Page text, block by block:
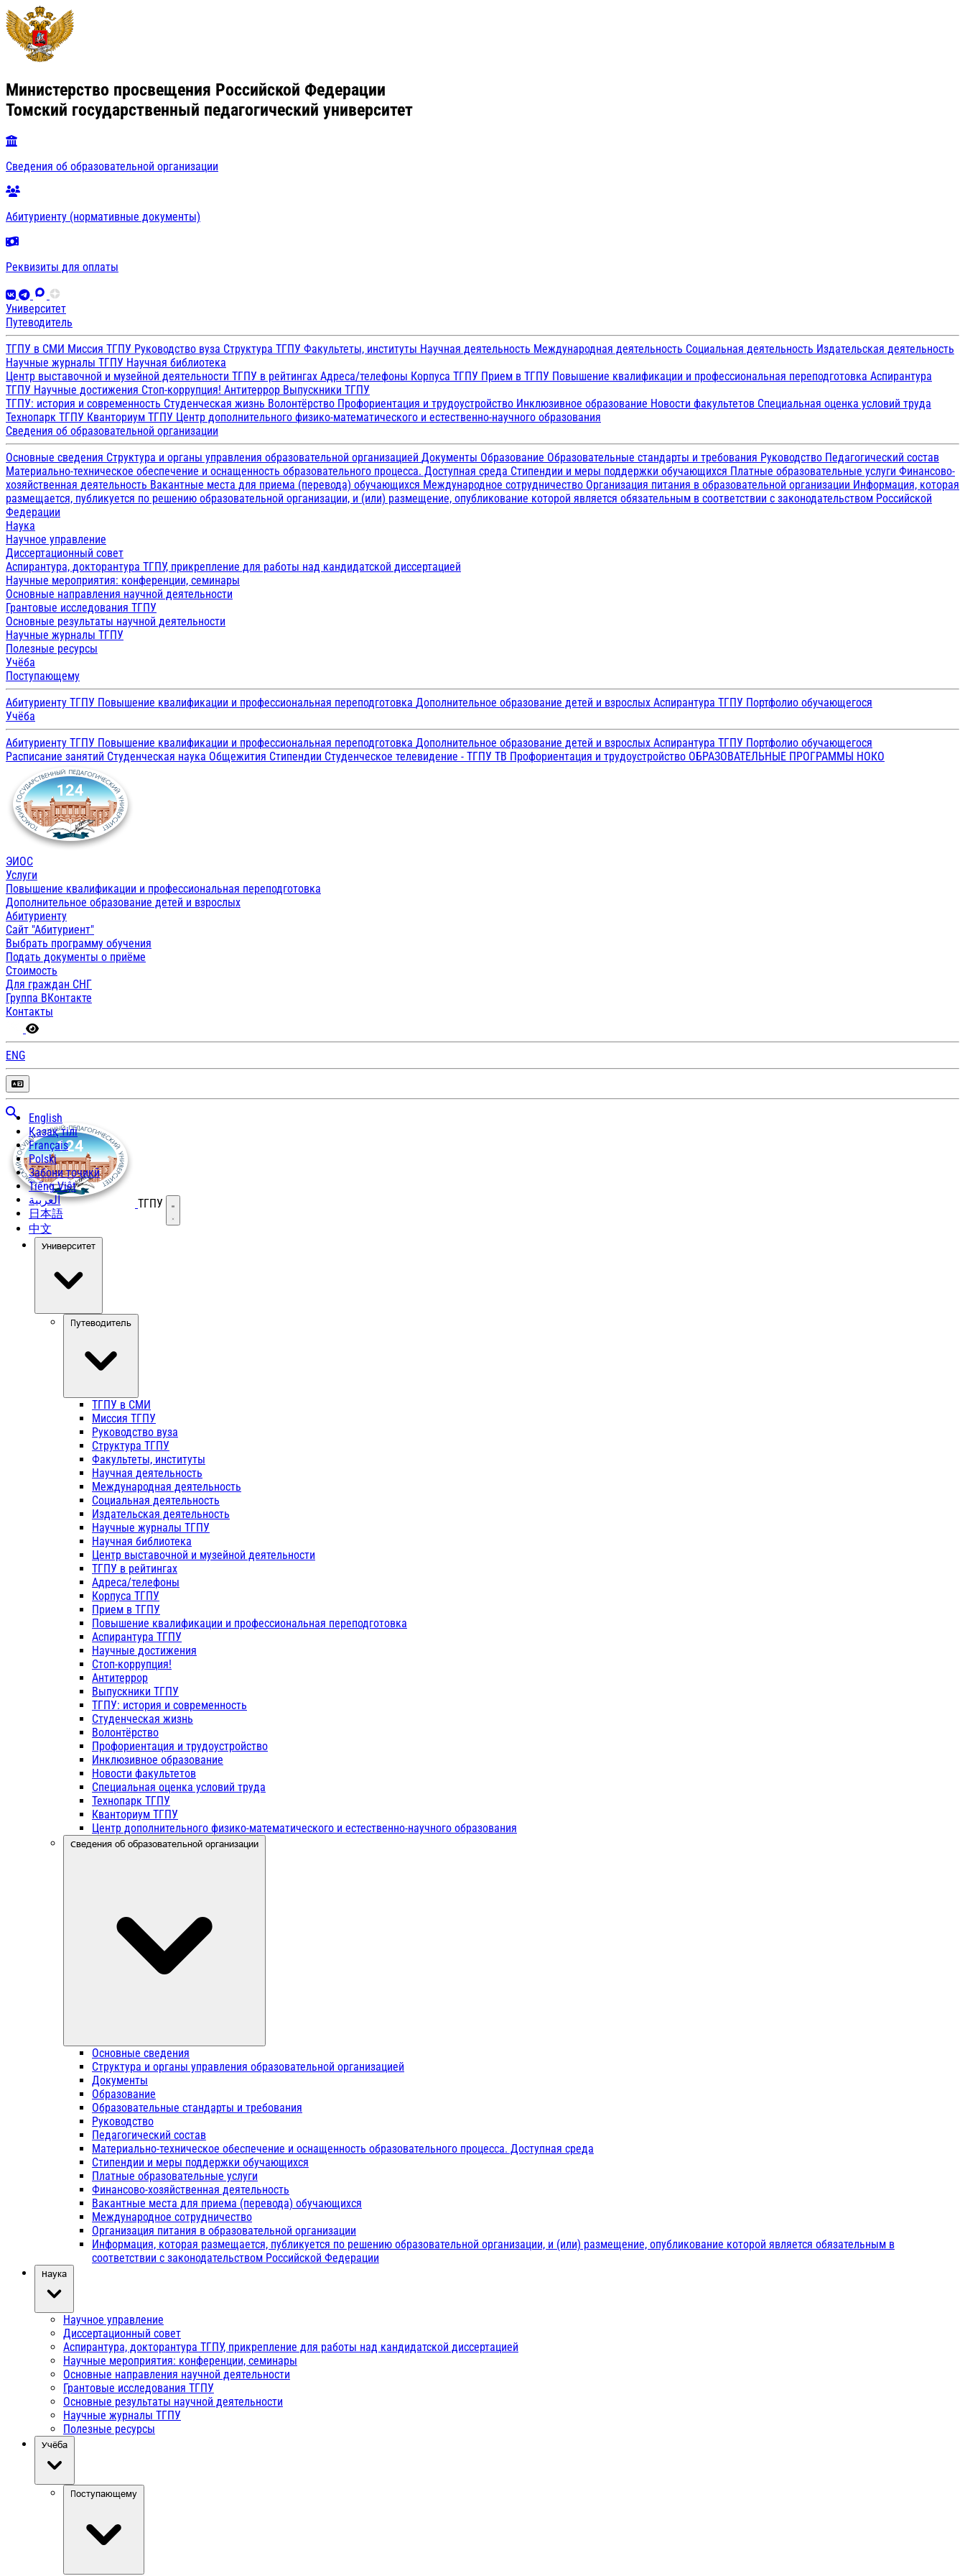
Министерство просвещения Российской Федерации
Томский государственный педагогический университет
Сведения об образовательной организации
Абитуриенту (нормативные документы)
Реквизиты для оплаты
Университет
Путеводитель
ТГПУ в СМИ Миссия ТГПУ Руководство вуза Структура ТГПУ Факультеты, институты Научная деятельность Международная деятельность Социальная деятельность Издательская деятельность
Научные журналы ТГПУ Научная библиотека
Центр выставочной и музейной деятельности ТГПУ в рейтингах Адреса/телефоны Корпуса ТГПУ Прием в ТГПУ Повышение квалификации и профессиональная переподготовка Аспирантура
ТГПУ Научные достижения Стоп-коррупция! Антитеррор Выпускники ТГПУ
ТГПУ: история и современность Студенческая жизнь Волонтёрство Профориентация и трудоустройство Инклюзивное образование Новости факультетов Специальная оценка условий труда
Технопарк ТГПУ Кванториум ТГПУ Центр дополнительного физико-математического и естественно-научного образования
Сведения об образовательной организации
Основные сведения Структура и органы управления образовательной организацией Документы Образование Образовательные стандарты и требования Руководство Педагогический состав
Материально-техническое обеспечение и оснащенность образовательного процесса. Доступная среда Стипендии и меры поддержки обучающихся Платные образовательные услуги Финансово-
хозяйственная деятельность Вакантные места для приема (перевода) обучающихся Международное сотрудничество Организация питания в образовательной организации Информация, которая
размещается, публикуется по решению образовательной организации, и (или) размещение, опубликование которой является обязательным в соответствии с законодательством Российской
Федерации
Наука
Научное управление
Диссертационный совет
Аспирантура, докторантура ТГПУ, прикрепление для работы над кандидатской диссертацией
Научные мероприятия: конференции, семинары
Основные направления научной деятельности
Грантовые исследования ТГПУ
Основные результаты научной деятельности
Научные журналы ТГПУ
Полезные ресурсы
Учёба
Поступающему
Абитуриенту ТГПУ Повышение квалификации и профессиональная переподготовка Дополнительное образование детей и взрослых Аспирантура ТГПУ Портфолио обучающегося
Учёба
Абитуриенту ТГПУ Повышение квалификации и профессиональная переподготовка Дополнительное образование детей и взрослых Аспирантура ТГПУ Портфолио обучающегося
Расписание занятий Студенческая наука Общежития Стипендии Студенческое телевидение - ТГПУ ТВ Профориентация и трудоустройство ОБРАЗОВАТЕЛЬНЫЕ ПРОГРАММЫ НОКО
ЭИОС
Услуги
Повышение квалификации и профессиональная переподготовка
Дополнительное образование детей и взрослых
Абитуриенту
Сайт "Абитуриент"
Выбрать программу обучения
Подать документы о приёме
Стоимость
Для граждан СНГ
Группа ВКонтакте
Контакты
ENG
English
Қазақ тілі
Français
Polski
Забони тоҷикӣ
Tiếng Việt
العربية
日本語
中文
ТГПУ Открыть меню
Университет
Путеводитель
ТГПУ в СМИ
Миссия ТГПУ
Руководство вуза
Структура ТГПУ
Факультеты, институты
Научная деятельность
Международная деятельность
Социальная деятельность
Издательская деятельность
Научные журналы ТГПУ
Научная библиотека
Центр выставочной и музейной деятельности
ТГПУ в рейтингах
Адреса/телефоны
Корпуса ТГПУ
Прием в ТГПУ
Повышение квалификации и профессиональная переподготовка
Аспирантура ТГПУ
Научные достижения
Стоп-коррупция!
Антитеррор
Выпускники ТГПУ
ТГПУ: история и современность
Студенческая жизнь
Волонтёрство
Профориентация и трудоустройство
Инклюзивное образование
Новости факультетов
Специальная оценка условий труда
Технопарк ТГПУ
Кванториум ТГПУ
Центр дополнительного физико-математического и естественно-научного образования
Сведения об образовательной организации
Основные сведения
Структура и органы управления образовательной организацией
Документы
Образование
Образовательные стандарты и требования
Руководство
Педагогический состав
Материально-техническое обеспечение и оснащенность образовательного процесса. Доступная среда
Стипендии и меры поддержки обучающихся
Платные образовательные услуги
Финансово-хозяйственная деятельность
Вакантные места для приема (перевода) обучающихся
Международное сотрудничество
Организация питания в образовательной организации
Информация, которая размещается, публикуется по решению образовательной организации, и (или) размещение, опубликование которой является обязательным в
соответствии с законодательством Российской Федерации
Наука
Научное управление
Диссертационный совет
Аспирантура, докторантура ТГПУ, прикрепление для работы над кандидатской диссертацией
Научные мероприятия: конференции, семинары
Основные направления научной деятельности
Грантовые исследования ТГПУ
Основные результаты научной деятельности
Научные журналы ТГПУ
Полезные ресурсы
Учёба
Поступающему
коллеги!
Историко-
филологический
факультет
государственного
педагогического
университета
Вас
принять
участие
в
работе
IV
археолого-
этнографической
конференции
студентов,
аспирантов
и
молодых
ученых
«НОЯБРЬСКИЕ
ЧТЕНИЯ
ТГПУ»
Конференция
состоится
в
Томском
государственном
педагогическом
университете
кафедре
археологии
и
этнологии
24
ноября
2017